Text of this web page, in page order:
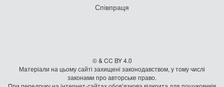
Співпраця
© & CC BY 4.0
Матеріали на цьому сайті захищені законодавством, у тому числі
законами про авторське право.